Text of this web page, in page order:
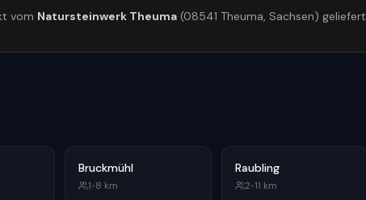
vom Natursteinwerk Theuma (08541 Theuma, Sachsen) geliefert
Bruckmühl
1•8 km
Raubling
2•11 km